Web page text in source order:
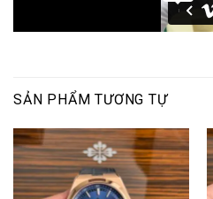
SẢN PHẨM TƯƠNG TỰ